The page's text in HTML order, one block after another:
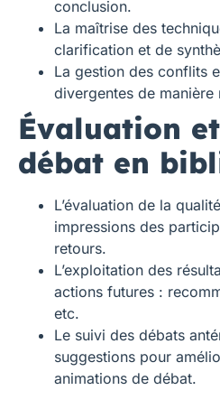
conclusion.
La maîtrise des
clarification et de
La gestion des conflits
divergentes de manière
Évaluation
débat en
L’évaluation de la
impressions des
retours.
L’exploitation des
actions futures :
etc.
Le suivi des débats
suggestions pour
animations de débat.